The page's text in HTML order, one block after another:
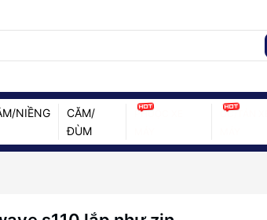
NIỀNG
CĂM/
ĐÙM
PHUỘC XE
ỐC/TÁN XE